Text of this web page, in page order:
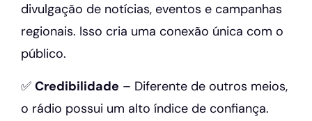
divulgação de notícias, eventos e campanhas
regionais. Isso cria uma conexão única com o
público.
✅ Credibilidade – Diferente de outros meios,
o rádio possui um alto índice de confiança.